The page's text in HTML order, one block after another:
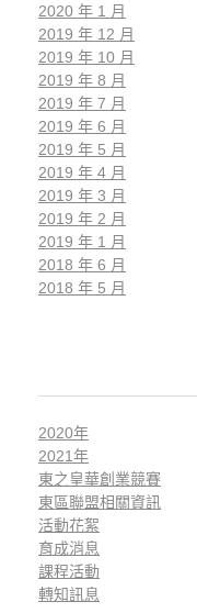
2020 年 1 月
2019 年 12 月
2019 年 10 月
2019 年 8 月
2019 年 7 月
2019 年 6 月
2019 年 5 月
2019 年 4 月
2019 年 3 月
2019 年 2 月
2019 年 1 月
2018 年 6 月
2018 年 5 月
2020年
2021年
東之皇華創業競賽
東區聯盟相關資訊
活動花絮
育成消息
課程活動
轉知訊息